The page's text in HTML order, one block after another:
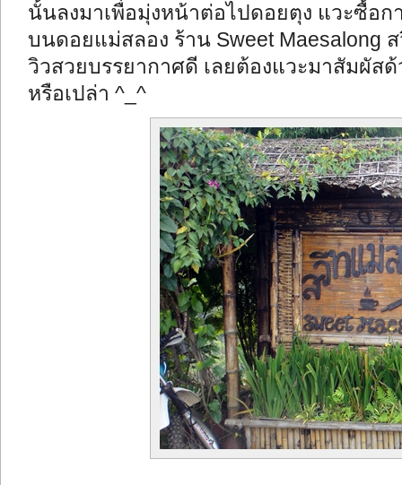
นั้นลงมาเพื่อมุ่งหน้าต่อไปดอยตุง แวะซื้อ
บนดอยแม่สลอง ร้าน Sweet Maesalong
วิวสวยบรรยากาศดี เลยต้องแวะมาสัมผัส
หรือเปล่า ^_^